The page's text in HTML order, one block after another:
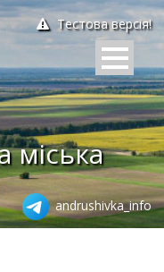
Тестова версія!
міська
andrushivka_info